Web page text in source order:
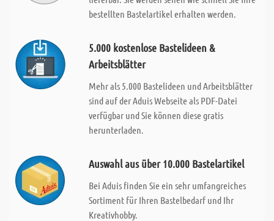
bestellten Bastelartikel erhalten werden.
5.000 kostenlose Bastelideen &
Arbeitsblätter
Mehr als 5.000 Bastelideen und Arbeitsblätter
sind auf der Aduis Webseite als PDF-Datei
verfügbar und Sie können diese gratis
herunterladen.
Auswahl aus über 10.000 Bastelartikel
Bei Aduis finden Sie ein sehr umfangreiches
Sortiment für Ihren Bastelbedarf und Ihr
Kreativhobby.